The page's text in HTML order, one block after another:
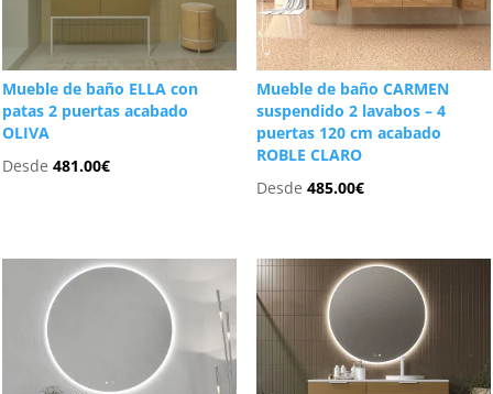
Mueble de baño ELLA con
patas 2 puertas acabado
OLIVA
Desde481.00€
Mueble de baño CARMEN
suspendido 2 lavabos – 4
puertas 120 cm acabado
ROBLE CLARO
Desde 485.00€